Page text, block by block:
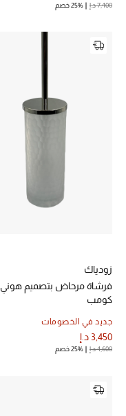
7,400 د.إ 25% خصم
زودياك
فرشاة مرحاض بتصميم هوني
كومب
جديد في الخصومات
3,450 د.إ
4,600 د.إ 25% خصم